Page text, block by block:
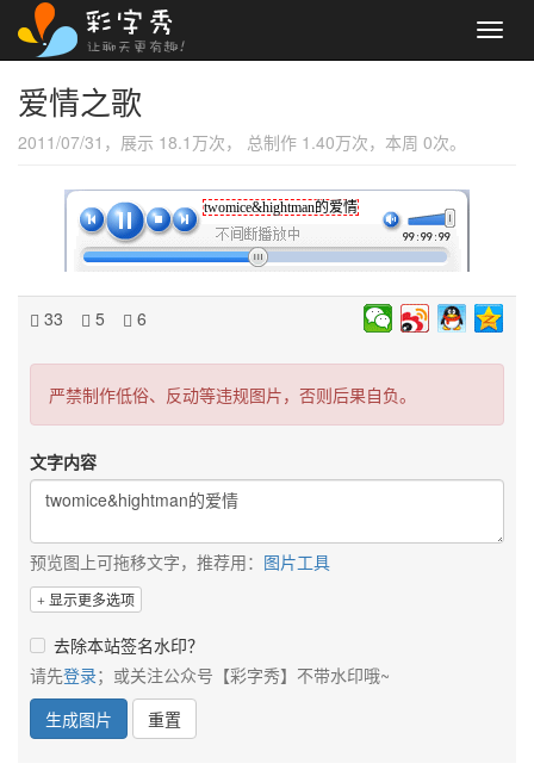
爱情之歌
2011/07/31，展示 18.1万次， 总制作 1.40万次，本周 0次。
33 5 6
严禁制作低俗、反动等违规图片，否则后果自负。
文字内容
预览图上可拖移文字，推荐用： 图片工具
显示更多选项
去除本站签名水印？
请先登录；或关注公众号【彩字秀】不带水印哦~
生成图片
重置
twomice&hightman的爱情